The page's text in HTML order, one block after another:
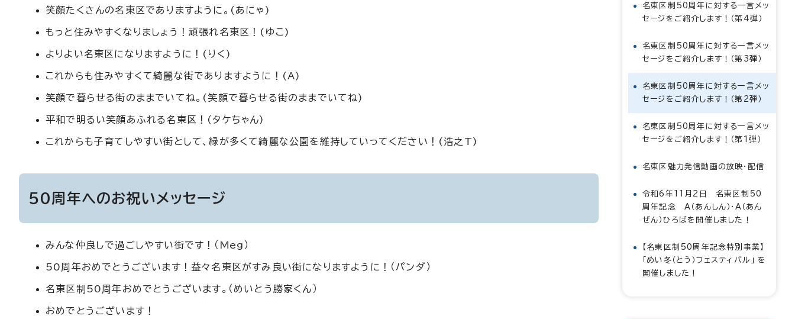
笑顔たくさんの名東区でありますように。(あにゃ)
もっと住みやすくなりましょう！頑張れ名東区！(ゆこ)
よりよい名東区になりますように！(りく)
これからも住みやすくて綺麗な街でありますように！(A)
笑顔で暮らせる街のままでいてね。(笑顔で暮らせる街のままでいてね)
平和で明るい笑顔あふれる名東区！(タケちゃん)
これからも子育てしやすい街として、緑が多くて綺麗な公園を維持していってください！(浩之T)
50周年へのお祝いメッセージ
みんな仲良しで過ごしやすい街です！（Meg）
50周年おめでとうございます！益々名東区がすみ良い街になりますように！（パンダ）
名東区制50周年おめでとうございます。（めいとう勝家くん）
おめでとうございます！
名東区制50周年に対する一言メッ
セージをご紹介します！（第4弾）
名東区制50周年に対する一言メッ
セージをご紹介します！（第3弾）
名東区制50周年に対する一言メッ
セージをご紹介します！（第2弾）
名東区制50周年に対する一言メッ
セージをご紹介します！（第1弾）
名東区魅力発信動画の放映・配信
令和6年11月2日 名東区制50
周年記念 A（あんしん）・A（あん
ぜん）ひろばを開催しました！
【名東区制50周年記念特別事業】
「めい冬（とう）フェスティバル」 を
開催しました！